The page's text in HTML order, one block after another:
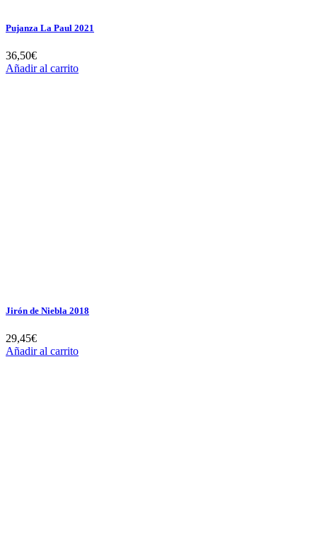
Pujanza La Paul 2021
36,50€
Añadir al carrito
Jirón de Niebla 2018
29,45€
Añadir al carrito